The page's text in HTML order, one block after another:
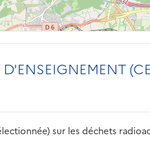
sur les déchets